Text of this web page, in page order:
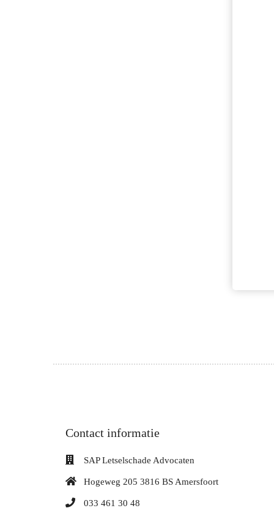
Contact informatie
SAP Letselschade Advocaten
Hogeweg 205 3816 BS Amersfoort
033 461 30 48